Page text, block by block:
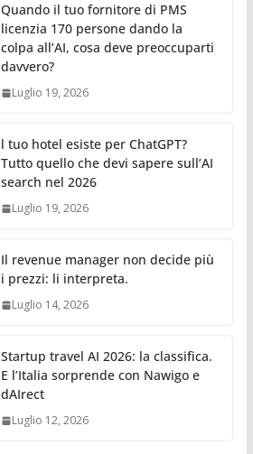
Quando il tuo fornitore di PMS
licenzia 170 persone dando la
colpa all’AI, cosa deve preoccuparti
davvero?
Luglio 19, 2026
l tuo hotel esiste per ChatGPT?
Tutto quello che devi sapere sull’AI
search nel 2026
Luglio 19, 2026
Il revenue manager non decide più
i prezzi: li interpreta.
Luglio 14, 2026
Startup travel AI 2026: la classifica.
E l’Italia sorprende con Nawigo e
dAIrect
Luglio 12, 2026